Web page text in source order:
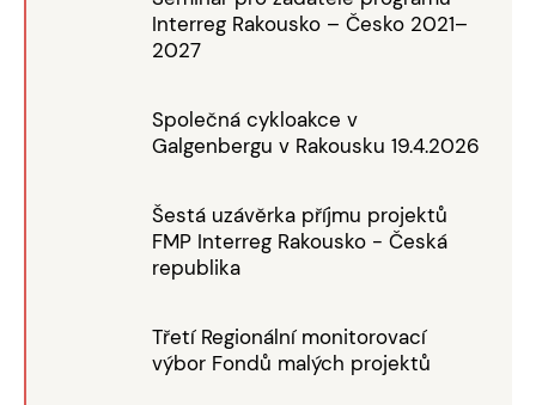
Interreg Rakousko – Česko 2021–
2027
Společná cykloakce v
Galgenbergu v Rakousku 19.4.2026
Šestá uzávěrka příjmu projektů
FMP Interreg Rakousko - Česká
republika
Třetí Regionální monitorovací
výbor Fondů malých projektů